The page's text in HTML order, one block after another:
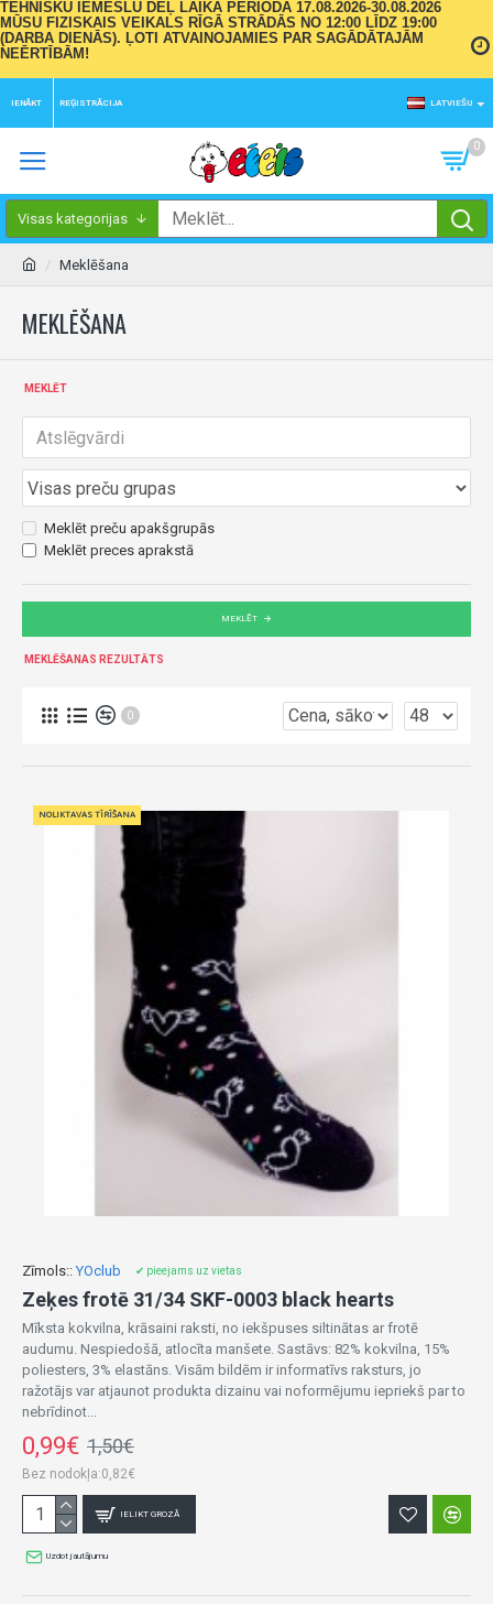
TEHNISKU IEMESLU DĒĻ LAIKA PERIODĀ 17.08.2026-30.08.2026
MŪSU FIZISKAIS VEIKALS RĪGĀ STRĀDĀS NO 12:00 LĪDZ 19:00
(DARBA DIENĀS). ĻOTI ATVAINOJAMIES PAR SAGĀDĀTAJĀM
NEĒRTĪBĀM!
IENĀKT REĢISTRĀCIJA LATVIEŠU
0
Visas kategorijas
Meklēšana
MEKLĒŠANA
MEKLĒT
Meklēt preču apakšgrupās
Meklēt preces aprakstā
MEKLĒT
MEKLĒŠANAS REZULTĀTS
0
NOLIKTAVAS TĪRĪŠANA
Zīmols:: YOclub ✔ pieejams uz vietas
Zeķes frotē 31/34 SKF-0003 black hearts
Mīksta kokvilna, krāsaini raksti, no iekšpuses siltinātas ar frotē
audumu. Nespiedošā, atlocīta manšete. Sastāvs: 82% kokvilna, 15%
poliesters, 3% elastāns. Visām bildēm ir informatīvs raksturs, jo
ražotājs var atjaunot produkta dizainu vai noformējumu iepriekš par to
nebrīdinot...
0,99€ 1,50€
Bez nodokļa:0,82€
IELIKT GROZĀ
Uzdot jautājumu